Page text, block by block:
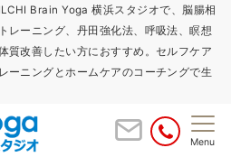
Brain Yoga 横浜スタジオで、脳腸相
レーニング、丹田強化法、呼吸法、瞑想
質改善したい方におすすめ。セルフケア
ーニングとホームケアのコーチングで生
Menu